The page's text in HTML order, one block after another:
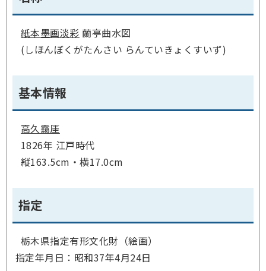
紙本墨画淡彩 蘭亭曲水図
(しほんぼくがたんさい らんていきょくすいず)
基本情報
高久靄厓
1826年 江戸時代
縦163.5cm・横17.0cm
指定
栃木県指定有形文化財（絵画）
指定年月日：昭和37年4月24日